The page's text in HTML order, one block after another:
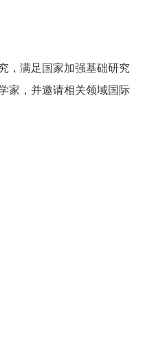
，满足国家加强基础研究
家，并邀请相关领域国际